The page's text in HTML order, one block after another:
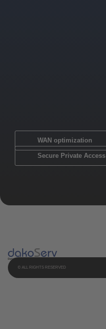
WAN optimization
Secure Private Access
© ALL RIGHTS RESERVED